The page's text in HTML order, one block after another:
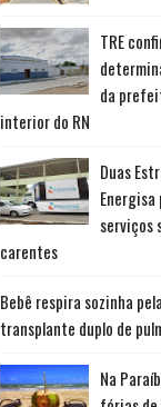
TRE
da
interior do RN
Duas
serviços
carentes
Bebê respira sozinha
transplante duplo de
Na